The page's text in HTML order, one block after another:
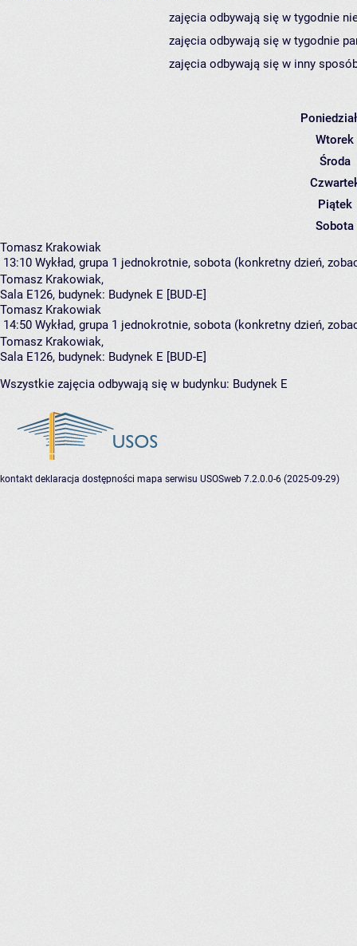
zajęcia odbywają się w tygodnie
zajęcia odbywają się w tygodnie
zajęcia odbywają się w inny
Wtorek
Środa
Piątek
Sobota
Tomasz Krakowiak
13:10 Wykład, grupa 1 jednokrotnie, sobota (konkretny dzień,
Tomasz Krakowiak,
Sala E126, budynek: Budynek E [BUD-E]
Tomasz Krakowiak
14:50 Wykład, grupa 1 jednokrotnie, sobota (konkretny dzień,
Tomasz Krakowiak,
Sala E126, budynek: Budynek E [BUD-E]
Wszystkie zajęcia odbywają się w budynku: Budynek E
kontakt deklaracja dostępności mapa serwisu USOSweb 7.2.0.0-6 (2025-09-29)